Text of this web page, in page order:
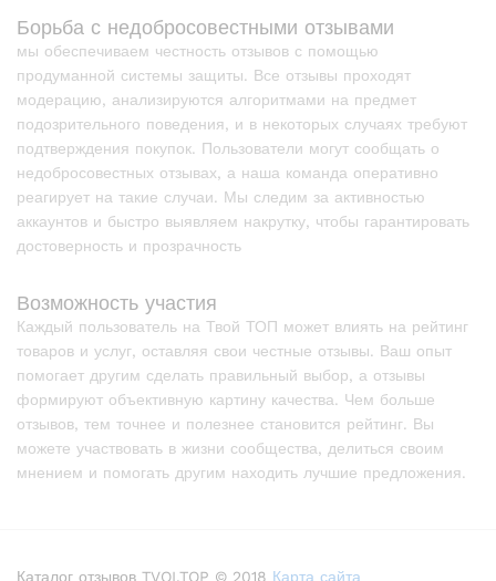
Борьба с недобросовестными отзывами
мы обеспечиваем честность отзывов с помощью
продуманной системы защиты. Все отзывы проходят
модерацию, анализируются алгоритмами на предмет
подозрительного поведения, и в некоторых случаях требуют
подтверждения покупок. Пользователи могут сообщать о
недобросовестных отзывах, а наша команда оперативно
реагирует на такие случаи. Мы следим за активностью
аккаунтов и быстро выявляем накрутку, чтобы гарантировать
достоверность и прозрачность
Возможность участия
Каждый пользователь на Твой ТОП может влиять на рейтинг
товаров и услуг, оставляя свои честные отзывы. Ваш опыт
помогает другим сделать правильный выбор, а отзывы
формируют объективную картину качества. Чем больше
отзывов, тем точнее и полезнее становится рейтинг. Вы
можете участвовать в жизни сообщества, делиться своим
мнением и помогать другим находить лучшие предложения.
Каталог отзывов TVOI.TOP © 2018 Карта сайта